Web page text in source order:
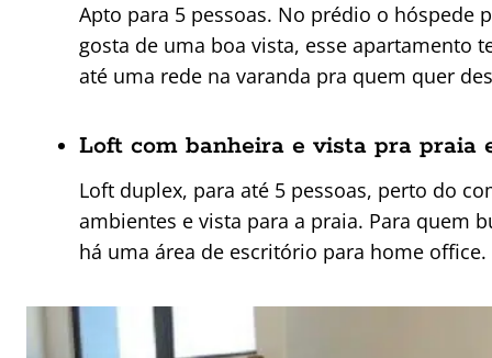
Apto para 5 pessoas. No prédio o hóspede
gosta de uma boa vista, esse apartamento
até uma rede na varanda pra quem quer
Loft com banheira e vista pra praia
Loft duplex, para até 5 pessoas, perto do
ambientes e vista para a praia. Para quem
há uma área de escritório para home office.